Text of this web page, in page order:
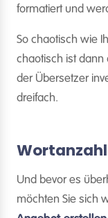
formatiert und
So chaotisch wie
chaotisch ist dann
der Übersetzer
dreifach.
Und bevor es
möchten Sie sich